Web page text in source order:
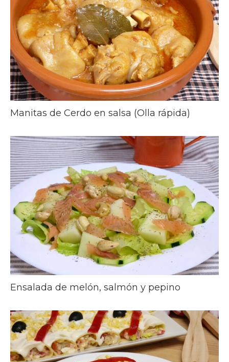
Manitas de Cerdo en salsa (Olla rápida)
Ensalada de melón, salmón y pepino